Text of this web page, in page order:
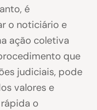
é
o noticiário e
ação coletiva
que
judiciais, pode
valores e
o